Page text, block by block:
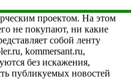
проектом. На этом
не покупают, ни какие
собой ленту
kommersant.ru,
без искажения,
публикуемых новостей